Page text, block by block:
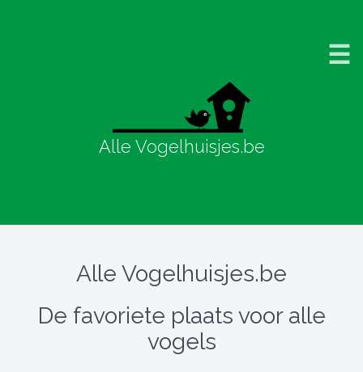
☰
Alle Vogelhuisjes.be
Alle Vogelhuisjes.be
De favoriete plaats voor alle
vogels